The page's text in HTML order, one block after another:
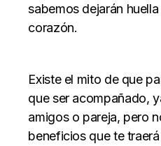
sabemos dejarán
corazón.
Existe el mito de que
que ser acompañado,
amigos o pareja, pero
beneficios que te